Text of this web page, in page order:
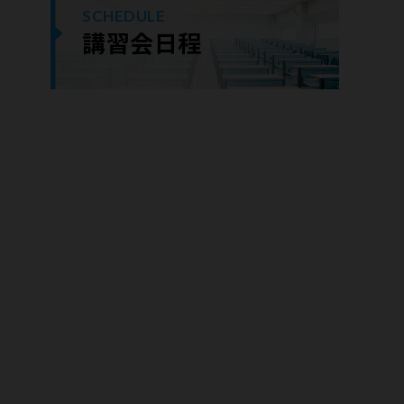
SCHEDULE
講習会日程